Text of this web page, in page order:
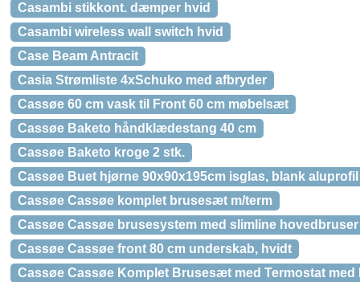
Casambi stikkont. dæmper hvid
Casambi wireless wall switch hvid
Case Beam Antracit
Casia Strømliste 4xSchuko med afbryder
Cassøe 60 cm vask til Front 60 cm møbelsæt
Cassøe Baketo håndklædestang 40 cm
Cassøe Baketo kroge 2 stk.
Cassøe Buet hjørne 90x90x195cm isglas, blank aluprofil
Cassøe Cassøe komplet brusesæt m/term
Cassøe Cassøe brusesystem med slimline hovedbruser
Cassøe Cassøe front 80 cm underskab, hvidt
Cassøe Cassøe Komplet Brusesæt med Termostat med